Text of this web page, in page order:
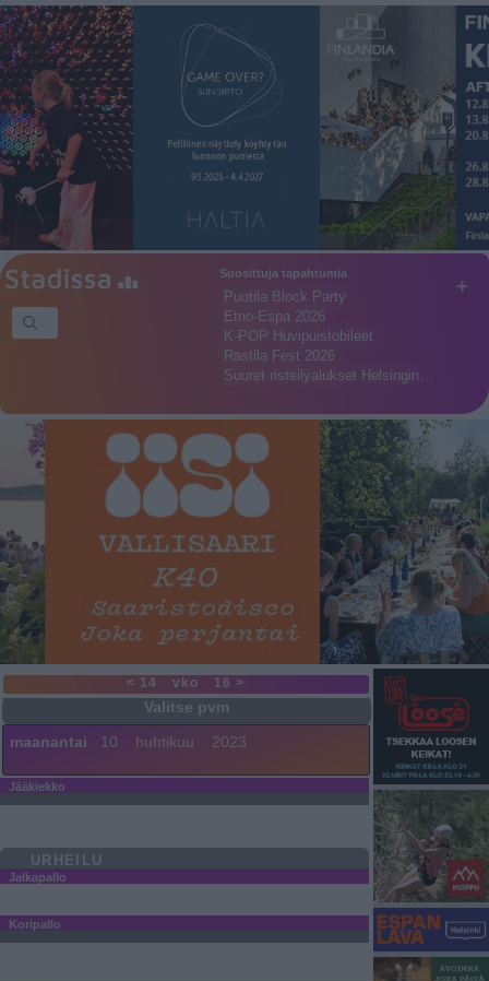
+
Suosittuja tapahtumia
Puotila Block Party
Etno-Espa 2026
K-POP Huvipuistobileet
Rastila Fest 2026
Suuret risteilyalukset Helsingin…
< 14 vko 16 >
maanantai 10 huhtikuu 2023
Jääkiekko
URHEILU
Jalkapallo
Koripallo